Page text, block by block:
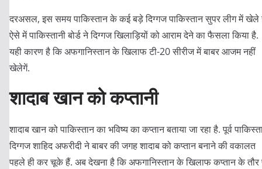
दरअसल,इस समय पाकिस्तान के कई बड़े दिग्गज पाकिस्तान सुपर लीग में खेले
ऐसे में पाकिस्तानी बोर्ड ने दिग्गज खिलाड़ियों को आराम देने का फैसला किया है.
यही कारण है कि अफगानिस्तान के खिलाफ टी-20सीरीज में बाबर आजम नहीं
खेलेगें.
शादाबखानकोकप्तानी
शादाब खान को पाकिस्तान का भविष्य का कप्तान बताया जा रहा है.पूर्व
दिग्गज शाहिद अफरीदी ने बाबर की जगह शादाब को कप्तान बनाने की वकालत
पहले ही कर चूके हैं. अब देखना है कि अफगानिस्तान के खिलाफ कप्तान के तौर